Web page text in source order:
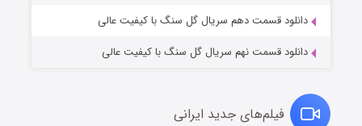
دانلود قسمت دهم سریال گل سنگ با کیفیت عالی
دانلود قسمت نهم سریال گل سنگ با کیفیت عالی
فیلم‌های جدید ایرانی